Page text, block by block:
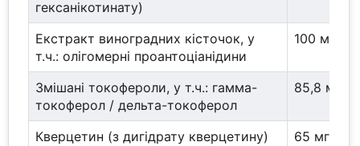
гексанікотинату)
Екстракт виноградних кісточок, у
т.ч.: олігомерні проантоціанідини
100 мг /
Змішані токофероли, у т.ч.: гамма-
токоферол / дельта-токоферол
85,8 мг /
Кверцетин (з дигідрату кверцетину)
65 мг